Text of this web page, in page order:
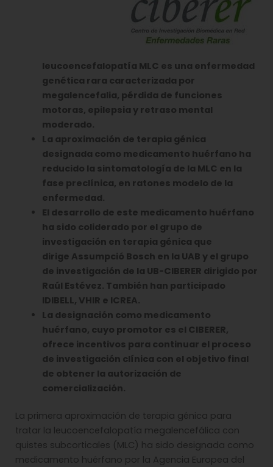
leucoencefalopatía MLC es una enfermedad
genética rara caracterizada por
megalencefalia, pérdida de funciones
motoras, epilepsia y retraso mental
moderado.
La aproximación de terapia génica
designada como medicamento huérfano ha
reducido la sintomatología de la MLC en la
fase preclínica, en ratones modelo de la
enfermedad.
El desarrollo de este medicamento huérfano
ha sido coliderado por el grupo de
investigación en terapia génica que
dirige Assumpció Bosch en la UAB y el grupo
de investigación de la UB-CIBERER dirigido por
Raúl Estévez. También han participado
IDIBELL, VHIR e ICREA.
La designación como medicamento
huérfano, cuyo promotor es el CIBERER,
ofrece incentivos para continuar el proceso
de investigación clínica con el objetivo final
de obtener la autorización de
comercialización.
La primera aproximación de terapia génica para
tratar la leucoencefalopatía megalencefálica con
quistes subcorticales (MLC) ha sido designada como
medicamento huérfano por la Agencia Europea del